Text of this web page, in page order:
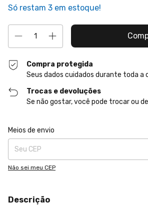
Só restam 3 em estoque!
Compra protegida
Seus dados cuidados durante toda a
Trocas e devoluções
Se não gostar, você pode trocar ou
Entregas para o CEP:
Meios de envio
Não sei meu CEP
Descrição